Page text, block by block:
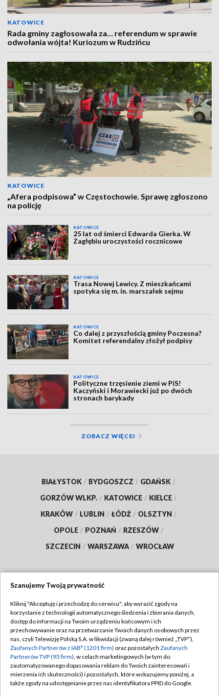
KATOWICE
Rada gminy zagłosowała za… referendum w sprawie
odwołania wójta! Kuriozum w Rudzińcu
KATOWICE
„Afera podpisowa” w Częstochowie. Sprawę zgłoszono
na policję
KATOWICE
25 lat od śmierci Edwarda Gierka. W
Zagłębiu uroczystości rocznicowe
KATOWICE
Trasa Nowej Lewicy. Z mieszkańcami
spotyka się m. in. marszałek sejmu
KATOWICE
Co dalej z przyszłością gminy Poczesna?
Komitet referendalny złożył podpisy
KATOWICE
Polityczne trzęsienie ziemi w PiS!
Kaczyński i Morawiecki już po dwóch
stronach barykady
ZOBACZ WIĘCEJ
BIAŁYSTOK / BYDGOSZCZ / GDAŃSK /
GORZÓW WLKP. / KATOWICE / KIELCE /
KRAKÓW / LUBLIN / ŁÓDŹ / OLSZTYN /
OPOLE / POZNAŃ / RZESZÓW /
SZCZECIN / WARSZAWA / WROCŁAW
TVP
Abonament TVP
Emisja w TVP
Centrum informacji TVP
Naziemna Telewizja Cyfrowa
Regulamin TVP
Polityka prywatności
Moje zgody
Pomoc
Szanujemy Twoją prywatność
Kliknij "Akceptuję i przechodzę do serwisu", aby wyrazić zgody na
korzystanie z technologii automatycznego śledzenia i zbierania danych,
dostęp do informacji na Twoim urządzeniu końcowym i ich
przechowywanie oraz na przetwarzanie Twoich danych osobowych przez
nas, czyli Telewizję Polską S.A. w likwidacji (zwaną dalej również „TVP”),
Zaufanych Partnerów z IAB* (1201 firm) oraz pozostałych Zaufanych
Partnerów TVP (93 firm), w celach marketingowych (w tym do
zautomatyzowanego dopasowania reklam do Twoich zainteresowań i
mierzenia ich skuteczności) i pozostałych, które wskazujemy poniżej, a
także zgody na udostępnianie przez nas identyfikatora PPID do Google.